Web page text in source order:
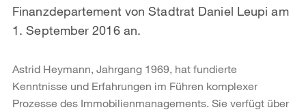
Finanzdepartement von Stadtrat Daniel Leupi am
1. September 2016 an.
Astrid Heymann, Jahrgang 1969, hat fundierte
Kenntnisse und Erfahrungen im Führen komplexer
Prozesse des Immobilienmanagements. Sie verfügt über